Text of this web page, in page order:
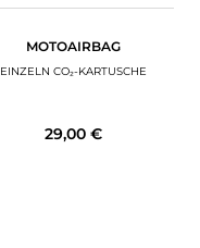
MOTOAIRBAG
EINZELN CO₂-KARTUSCHE
29,00 €